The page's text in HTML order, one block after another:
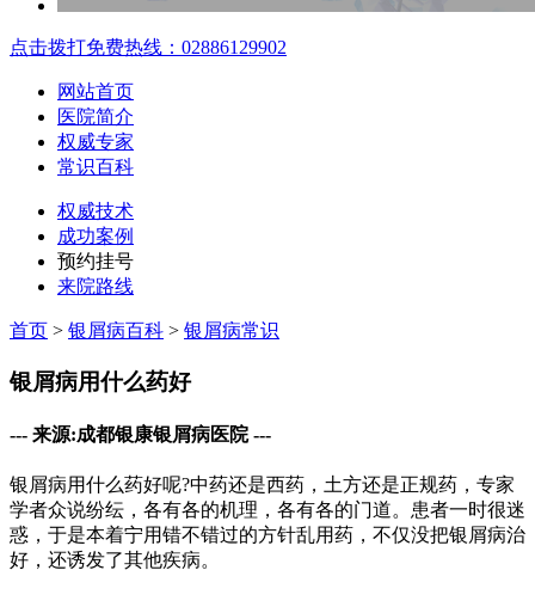
点击拨打免费热线：02886129902
网站首页
医院简介
权威专家
常识百科
权威技术
成功案例
预约挂号
来院路线
首页 > 银屑病百科 > 银屑病常识
银屑病用什么药好
--- 来源:成都银康银屑病医院 ---
银屑病用什么药好呢?中药还是西药，土方还是正规药，专家
学者众说纷纭，各有各的机理，各有各的门道。患者一时很迷
惑，于是本着宁用错不错过的方针乱用药，不仅没把银屑病治
好，还诱发了其他疾病。